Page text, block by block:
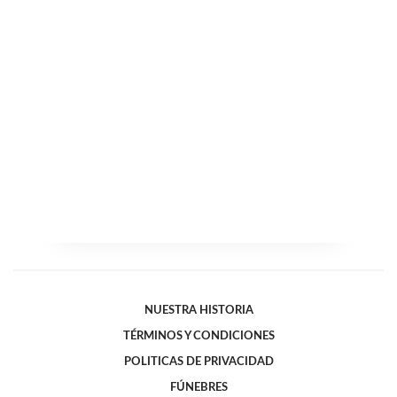
NUESTRA HISTORIA
TÉRMINOS Y CONDICIONES
POLITICAS DE PRIVACIDAD
FÚNEBRES